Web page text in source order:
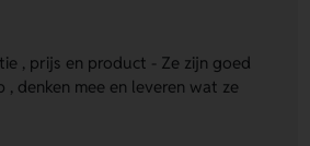
, prijs en product - Ze zijn goed
, denken mee en leveren wat ze